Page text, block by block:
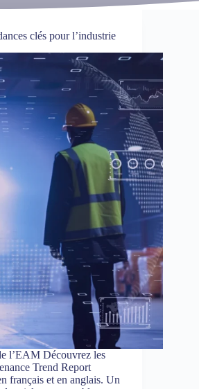
clés pour l’industrie
l’EAM Découvrez les
Trend Report
français et en anglais. Un